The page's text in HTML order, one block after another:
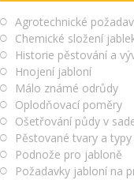
Agrotechnické
Chemické složení
Historie pěstování a
Hnojení jabloní
Málo známé odrůdy
Oplodňovací poměry
Ošetřování půdy v
Pěstované tvary a
Podnože pro jabloně
Požadavky jabloní na